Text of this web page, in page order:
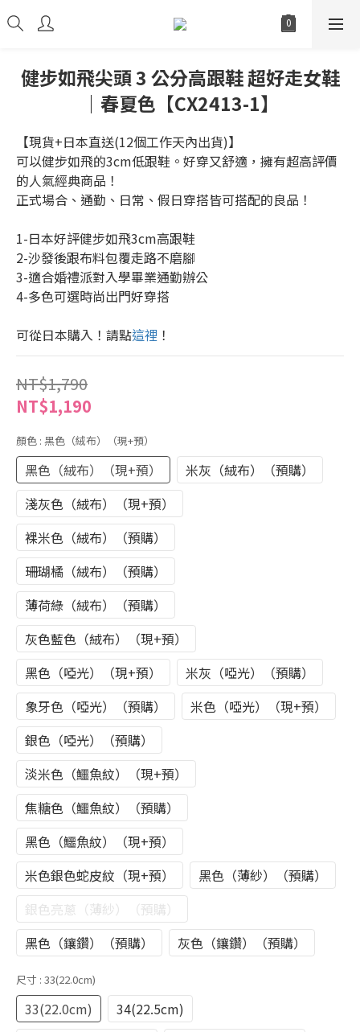
健步如飛尖頭 3 公分高跟鞋 超好走女鞋
｜春夏色【CX2413-1】
【現貨+日本直送(12個工作天內出貨)】
可以健步如飛的3cm低跟鞋。好穿又舒適，擁有超高評價
的人氣經典商品！
正式場合、通勤、日常、假日穿搭皆可搭配的良品！
1-日本好評健步如飛3cm高跟鞋
2-沙發後跟布料包覆走路不磨腳
3-適合婚禮派對入學畢業通勤辦公
4-多色可選時尚出門好穿搭
可從日本購入！請點這裡 ！
NT$1,790
NT$1,190
顏色 : 黑色（絨布）（現+預）
黑色（絨布）（現+預）
米灰（絨布）（預購）
淺灰色（絨布）（現+預）
裸米色（絨布）（預購）
珊瑚橘（絨布）（預購）
薄荷綠（絨布）（預購）
灰色藍色（絨布）（現+預）
黑色（啞光）（現+預）
米灰（啞光）（預購）
象牙色（啞光）（預購）
米色（啞光）（現+預）
銀色（啞光）（預購）
淡米色（鱷魚紋）（現+預）
焦糖色（鱷魚紋）（預購）
黑色（鱷魚紋）（現+預）
米色銀色蛇皮紋（現+預）
黑色（薄紗）（預購）
銀色亮蔥（薄紗）（預購）
黑色（鑲鑽）（預購）
灰色（鑲鑽）（預購）
尺寸 : 33(22.0cm)
33(22.0cm)
34(22.5cm)